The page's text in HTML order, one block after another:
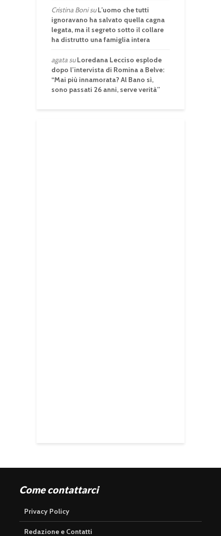
Cristina BonisuL’uomo che tutti
ignoravano ha salvato quella cagna
legata, ma il segreto sotto il collare
ha distrutto una famiglia intera
agatasuLoredana Lecciso esplode
dopo l’intervista di Romina a Belve:
“Mai più innamorata? Al Bano sì,
sono passati 26 anni, serve verità”
Come contattarci
Privacy Policy
Redazione e Contatti